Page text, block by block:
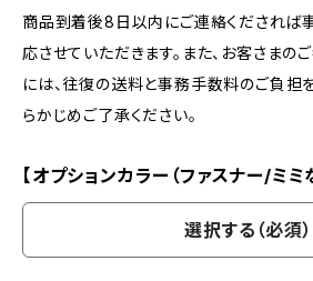
商品到着後8日以内にご連絡くだされば
応させていただきます。また、お客さまの
には、往復の送料と事務手数料のご負担
らかじめご了承ください。
【オプションカラー（ファスナー/ミミな
選択する（必須）